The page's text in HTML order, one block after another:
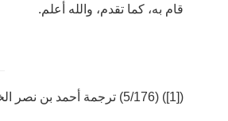
قام به، كما تقدم، والله أعلم.
(
[1]) (5/176) ترجمة أحمد بن نصر الخزاعي.